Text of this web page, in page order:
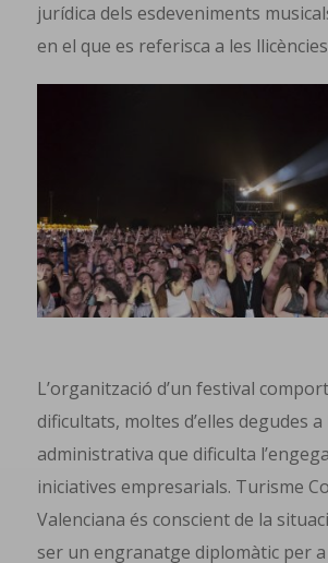
jurídica dels esdeveniments
en el que es referisca a les
L’organització d’un festival
dificultats, moltes d’elles degudes
administrativa que dificulta
iniciatives empresarials. Turisme
Valenciana és conscient de la
ser un engranatge diplomàtic per